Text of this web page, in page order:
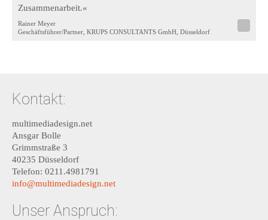
Zusammenarbeit.«
Rainer Meyer
Geschäftsführer/Partner, KRUPS CONSULTANTS GmbH, Düsseldorf
Kontakt:
multimediadesign.net
Ansgar Bolle
Grimmstraße 3
40235 Düsseldorf
Telefon: 0211.4981791
info@multimediadesign.net
Unser Anspruch: